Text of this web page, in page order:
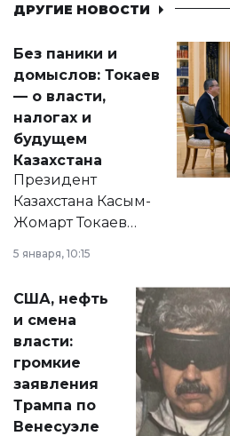
ДРУГИЕ НОВОСТИ
Без паники и
домыслов: Токаев
— о власти,
налогах и
будущем
Казахстана
Президент
Казахстана Касым-
Жомарт Токаев
сразу несколько
актуальных тем —
от слухов о
политических
реформах до
вопросов армии,
экономики и
личного здоровья.
5 января, 10:15
США, нефть
и смена
власти:
громкие
заявления
Трампа по
Венесуэле